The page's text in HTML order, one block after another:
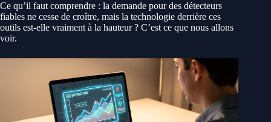
Ce qu’il faut comprendre : la demande pour des détecteurs
fiables ne cesse de croître, mais la technologie derrière ces
outils est-elle vraiment à la hauteur ? C’est ce que nous allons
voir.